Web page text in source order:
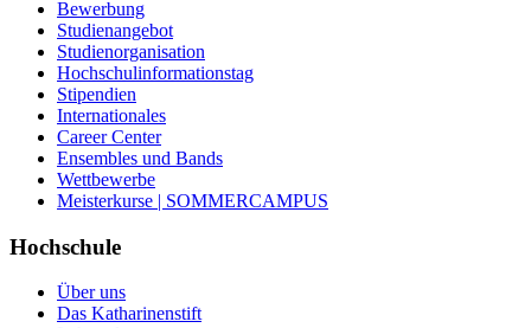
Bewerbung
Studienangebot
Studienorganisation
Hochschulinformationstag
Stipendien
Internationales
Career Center
Ensembles und Bands
Wettbewerbe
Meisterkurse | SOMMERCAMPUS
Hochschule
Über uns
Das Katharinenstift